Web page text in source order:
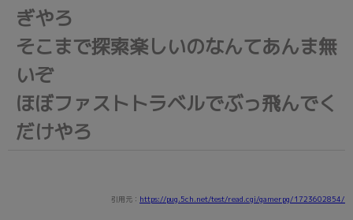
ぎやろ
そこまで探索楽しいのなんてあんま無
いぞ
ほぼファストトラベルでぶっ飛んでく
だけやろ
引用元： https://pug.5ch.net/test/read.cgi/gamerpg/1723602854/